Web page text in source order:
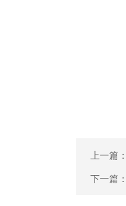
上一篇
下一篇